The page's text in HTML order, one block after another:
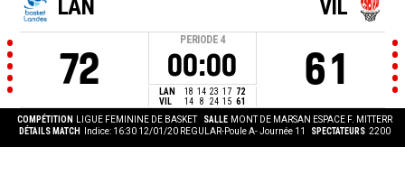
LAN
72
PERIODE 4
00:00
LAN 18 14 23 17 72
VIL
14 8 24 15 61
VIL
61
COMPÉTITION LIGUE FEMININE DE BASKET SALLE MONT DE MARSAN ESPACE F. MITTERR
DÉTAILS MATCH
Indice: 16:30 12/01/20 REGULAR-Poule A- Journée 11 SPECTATEURS 2200